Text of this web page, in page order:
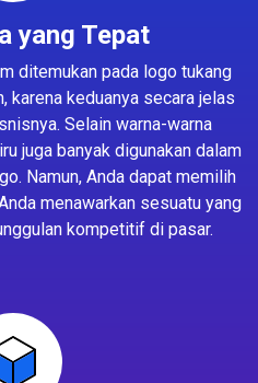
yang Tepat
ditemukan pada logo tukang
karena keduanya secara jelas
Selain warna-warna
juga banyak digunakan dalam
Namun, Anda dapat memilih
menawarkan sesuatu yang
kompetitif di pasar.